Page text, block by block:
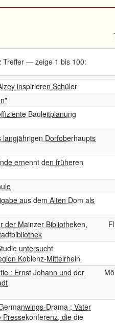
Treffer — zeige 1 bis 100:
inspirieren Schüler
Bauleitplanung
Dorfoberhaupts
ernennt den früheren
aus dem Alten Dom als
der Mainzer Bibliotheken,
untersucht
Koblenz-Mittelrhein
: Ernst Johann und der
Drama ; Vater
die die